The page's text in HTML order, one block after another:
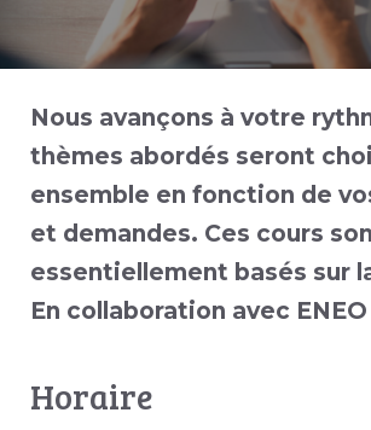
Nous avançons à votre
thèmes abordés seront
ensemble en fonction de
et demandes. Ces cours
essentiellement basés sur
En collaboration avec
Horaire